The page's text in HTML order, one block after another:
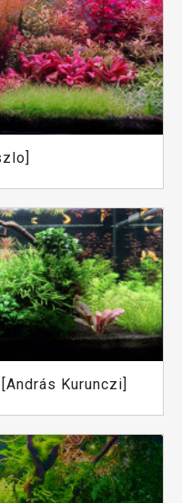
Kurunczi]